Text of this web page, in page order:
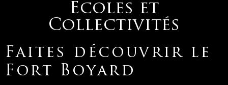
Ecoles et
Collectivités
Faites découvrir le
Fort Boyard